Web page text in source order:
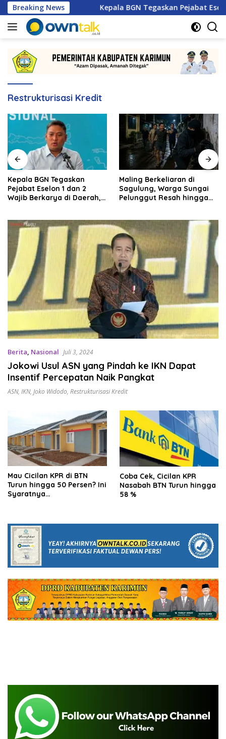
Langsung
ke
konten
Breaking News
2026 Kepala BGN Tegaskan Pejabat Eselon 1 dan
Restrukturisasi Kredit
Kepala BGN Tegaskan
Pejabat Eselon 1 dan 2
Wajib Berkarya di Daerah,
Maling Berkeliaran di
Sagulung, Warga Sungai
Pelunggut Resah hingga
Berita, Nasional Juli 3, 2024
Jokowi Usul ASN yang Pindah ke IKN Dapat
Insentif Percepatan Naik Pangkat
ASN, IKN, Joko Widodo, Restrukturisasi Kredit
Mau Cicilan KPR di BTN
Turun hingga 50 Persen? Ini
Syaratnya…
Coba Cek, Cicilan KPR
Nasabah BTN Turun hingga
58 %